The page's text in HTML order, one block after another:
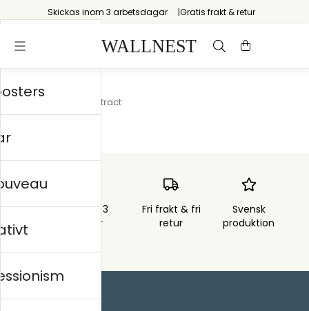
Skickas inom 3 arbetsdagar Gratis frakt & retur
Soft Abstract
Skickas inom 3
arbetsdagar
Fri frakt & fri
retur
Svensk
produktion